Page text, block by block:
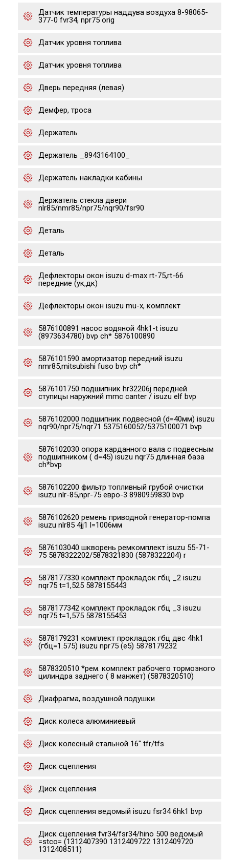
Датчик температуры наддува воздуха 8-98065-
377-0 fvr34, npr75 orig
Датчик уровня топлива
Датчик уровня топлива
Дверь передняя (левая)
Демфер, троса
Держатель
Держатель _8943164100_
Держатель накладки кабины
Держатель стекла двери
nlr85/nmr85/npr75/nqr90/fsr90
Деталь
Деталь
Дефлекторы окон isuzu d-max rt-75,rt-66
передние (ук,дк)
Дефлекторы окон isuzu mu-x, комплект
5876100891 насос водяной 4hk1-t isuzu
(8973634780) bvp ch* 5876100890
5876101590 амортизатор передний isuzu
nmr85,mitsubishi fuso bvp ch*
5876101750 подшипник hr32206j передней
ступицы наружний mmc canter / isuzu elf bvp
5876102000 подшипник подвесной (d=40мм) isuzu
nqr90/npr75/nqr71 5375160052/5375100071 bvp
5876102030 опора карданного вала с подвесным
подшипником ( d=45) isuzu nqr75 длинная база
ch*bvp
5876102200 фильтр топливный грубой очистки
isuzu nlr-85,npr-75 евро-3 8980959830 bvp
5876102620 ремень приводной генератор-помпа
isuzu nlr85 4jj1 l=1006мм
5876103040 шкворень ремкомплект isuzu 55-71-
75 5878322202/5878321830 (5878322204) r
5878177330 комплект прокладок гбц _2 isuzu
nqr75 t=1,525 5878155443
5878177342 комплект прокладок гбц _3 isuzu
nqr75 t=1,575 5878155453
5878179231 комплект прокладок гбц двс 4hk1
(гбц=1.575) isuzu npr75 (e5) 5878179232
5878320510 *рем. комплект рабочего тормозного
цилиндра заднего ( 8 манжет) (5878320510)
Диафрагма, воздушной подушки
Диск колеса алюминиевый
Диск колесный стальной 16" tfr/tfs
Диск сцепления
Диск сцепления
Диск сцепления ведомый isuzu fsr34 6hk1 bvp
Диск сцепления fvr34/fsr34/hino 500 ведомый
=stco= (1312407390 1312409722 1312409720
1312408511)